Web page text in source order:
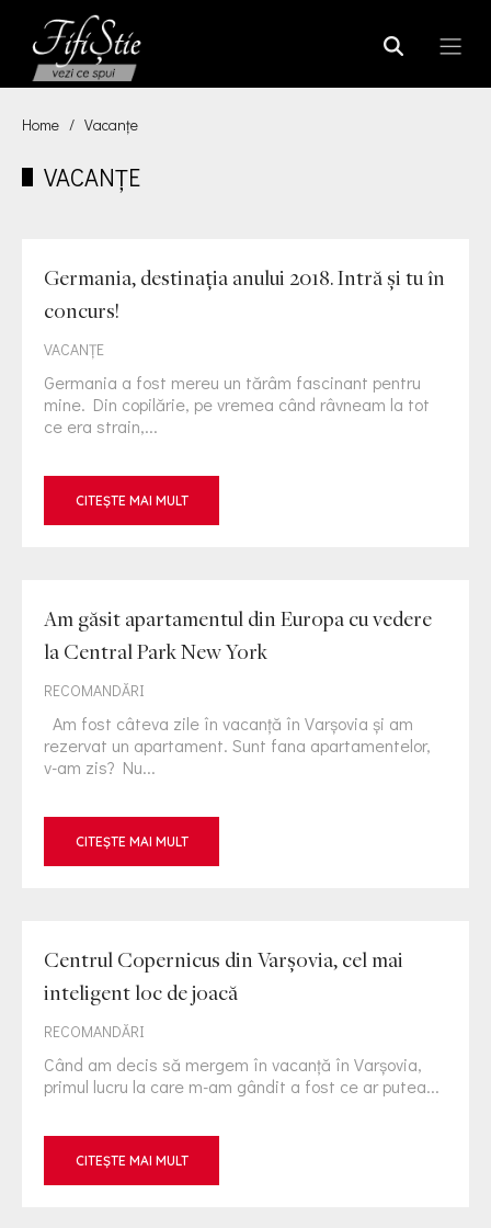
Home / Vacanțe
VACANȚE
Germania, destinația anului 2018. Intră și tu în
concurs!
VACANȚE
Germania a fost mereu un tărâm fascinant pentru
mine. Din copilărie, pe vremea când râvneam la tot
ce era strain,...
CITEȘTE MAI MULT
Am găsit apartamentul din Europa cu vedere
la Central Park New York
RECOMANDĂRI
Am fost câteva zile în vacanţă în Varşovia şi am
rezervat un apartament. Sunt fana apartamentelor,
v-am zis? Nu...
CITEȘTE MAI MULT
Centrul Copernicus din Varșovia, cel mai
inteligent loc de joacă
RECOMANDĂRI
Când am decis să mergem în vacanţă în Varşovia,
primul lucru la care m-am gândit a fost ce ar putea...
CITEȘTE MAI MULT